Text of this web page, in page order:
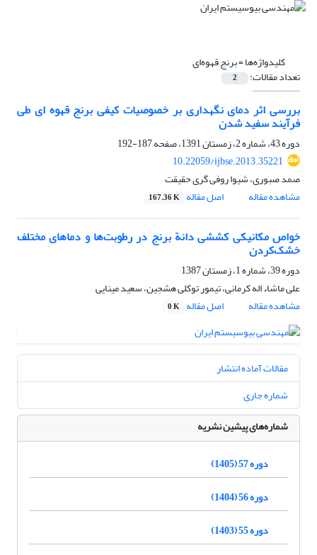
کلیدواژه‌ها =برنج قهوه‌ای
تعداد مقالات: 2
بررسی اثر دمای نگهداری بر خصوصیات کیفی برنج قهوه ای طی
فرآیند سفید شدن
دوره 43، شماره 2، زمستان 1391، صفحه
187-192
10.22059/ijbse.2013.35221
صمد صبوری، شیوا روفی گری حقیقت
مشاهده مقاله
اصل مقاله 167.36 K
خواص مکانیکی کششی دانة برنج در رطوبت‌ها و دماهای مختلف
خشک‌کردن
دوره 39، شماره 1، زمستان 1387
علی ماشاء اله کرمانی، تیمور توکلی هشجین، سعید مینایی
مشاهده مقاله
اصل مقاله 0 K
مقالات آماده انتشار
شماره جاری
شماره‌های پیشین نشریه
دوره 57 (1405)
دوره 56 (1404)
دوره 55 (1403)